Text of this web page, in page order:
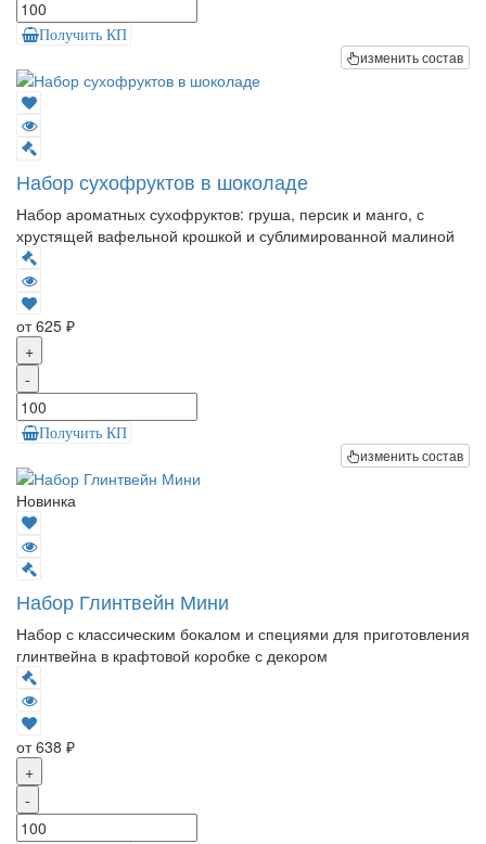
Получить КП
изменить состав
Набор сухофруктов в шоколаде
Набор ароматных сухофруктов: груша, персик и манго, с
хрустящей вафельной крошкой и сублимированной малиной
от 625 ₽
+
-
Получить КП
изменить состав
Новинка
Набор Глинтвейн Мини
Набор с классическим бокалом и специями для приготовления
глинтвейна в крафтовой коробке с декором
от 638 ₽
+
-